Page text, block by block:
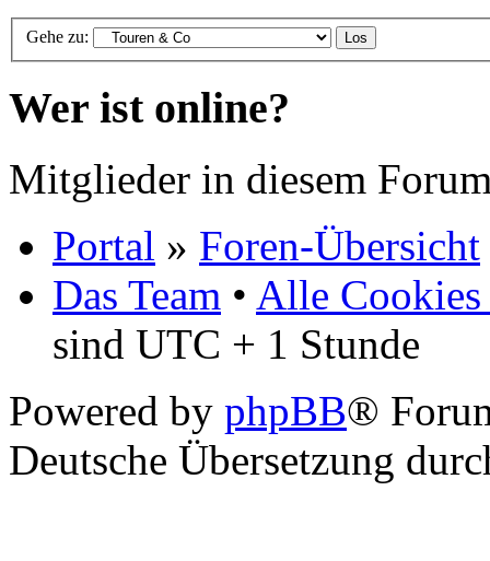
Gehe zu:
Wer ist online?
Mitglieder in diesem
Portal » Foren-Übersicht
Das Team • Alle Cookies
sind UTC + 1 Stunde
Powered by phpBB®
Deutsche Übersetzung